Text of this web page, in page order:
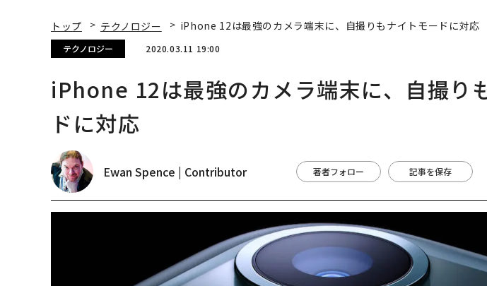
トップ テクノロジー iPhone 12は最強のカメラ端末に、自撮りもナイトモードに対応
テクノロジー 2020.03.11 19:00
iPhone 12は最強のカメラ端末に、自撮り
ドに対応
Ewan Spence | Contributor 著者フォロー 記事を保存